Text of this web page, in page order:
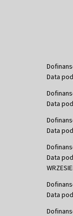
Data
Data
Data
Data
Data